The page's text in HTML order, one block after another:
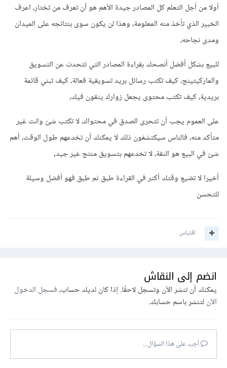
أولا من أجل التعلم كل المصادر جيدة الأهم هو أن تعرف من تختار، اعرف
الخبير الذي تأخذ منه المعلومة، وهذا لن يكون سوى بنتائجه على الميدان
ومدى نجاحه،
للبيع بشكل أفضل أنصحك بقراءة المصادر التي تتحدث عن التسويق
والماركيتينج، كيف تكتب رسائل بريد تسويقية فعالة، كيف تبني قائمة
بريدية، كيف تكتب محتوى يجعل زوارك يثقون فيك،
على العموم يجب أن تتحرى الصدق في محتواك، لا تكتب شئ وانت غير
متأكد منه، فالناس سيكتشفون ذلك لا يمكنك أن تخدعهم طول الوقت، أهم
شئ في البيع هو الثقة، لا تخدعهم بتسويق منتج غير جيد,
أخيرا لا تضيع وقتك أكثر في القراءة طبق ثم طبق فهو أفضل وسيلة
للتحسن
اقتباس
انضم إلى النقاش
يمكنك أن تنشر الآن وتسجل لاحقًا. إذا كان لديك حساب،فسجل الدخول
الآنلتنشر باسم حسابك.
أجب على هذا السؤال...